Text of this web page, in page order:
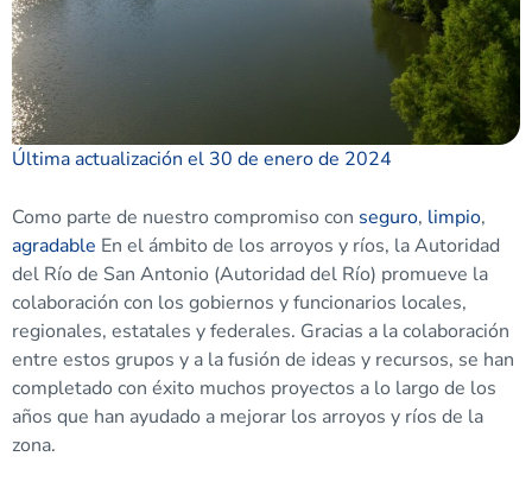
Última actualización el 30 de enero de 2024
Como parte de nuestro compromiso con seguro, limpio,
agradable En el ámbito de los arroyos y ríos, la Autoridad
del Río de San Antonio (Autoridad del Río) promueve la
colaboración con los gobiernos y funcionarios locales,
regionales, estatales y federales. Gracias a la colaboración
entre estos grupos y a la fusión de ideas y recursos, se han
completado con éxito muchos proyectos a lo largo de los
años que han ayudado a mejorar los arroyos y ríos de la
zona.